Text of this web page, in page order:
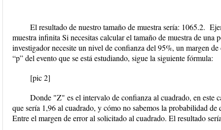
El resultado de nuestro tamaño de muestra sería: 1065.2.
muestra infinita Si necesitas calcular el tamaño de muestra de una
investigador necesite un nivel de confianza del 95%, un margen
“p” del evento que se está estudiando, sigue la siguiente fórmula:
[pic 2]
Donde "Z" es el intervalo de confianza al cuadrado, en este
que sería 1,96 al cuadrado, y cómo no sabemos la probabilidad
Entre el margen de error al solicitado al cuadrado. El resultado